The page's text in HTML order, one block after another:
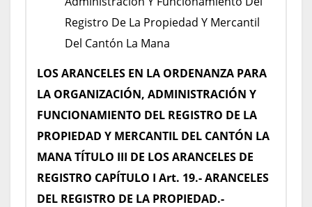
Registro De La Propiedad Y Mercantil
Del Cantón La Mana
LOS ARANCELES EN LA ORDENANZA PARA
LA ORGANIZACIÓN, ADMINISTRACIÓN Y
FUNCIONAMIENTO DEL REGISTRO DE LA
PROPIEDAD Y MERCANTIL DEL CANTÓN LA
MANATÍTULO III DE LOS ARANCELES DE
REGISTRO CAPÍTULO I Art. 19.- ARANCELES
DEL REGISTRO DE LA PROPIEDAD.-